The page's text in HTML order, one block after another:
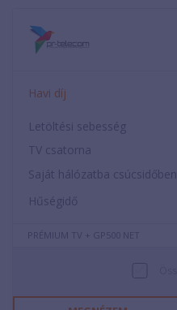
Havi díj
Letöltési sebesség
TV csatorna
Saját hálózatba csúcsidőben
Hűségidő
PRÉMIUM TV + GP500 NET